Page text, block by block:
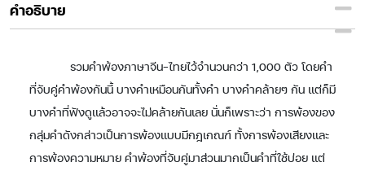
คำอธิบาย
รวมคำพ้องภาษาจีน-ไทยไว้จำนวนกว่า 1,000 ตัว โดยคำ
ที่จับคู่คำพ้องกันนี้ บางคำเหมือนกันทั้งคำ บางคำคล้ายๆ กัน แต่ก็มี
บางคำที่ฟังดูแล้วอาจจะไม่คล้ายกันเลย นั่นก็เพราะว่า การพ้องของ
กลุ่มคำดังกล่าวเป็นการพ้องแบบมีกฎเกณฑ์ ทั้งการพ้องเสียงและ
การพ้องความหมาย คำพ้องที่จับคู่มาส่วนมากเป็นคำที่ใช้บ่อย แต่